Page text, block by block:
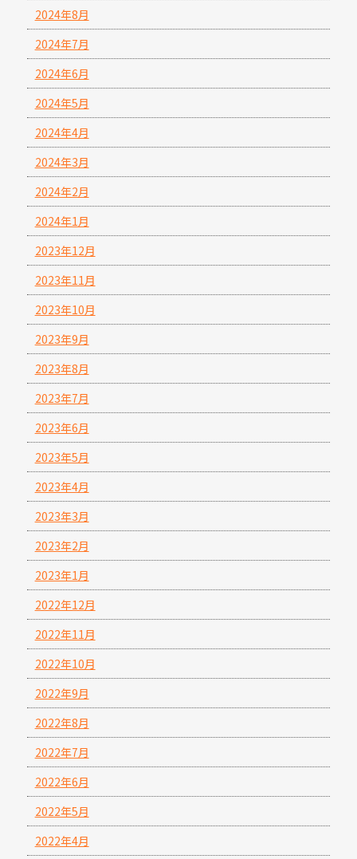
2024年8月
2024年7月
2024年6月
2024年5月
2024年4月
2024年3月
2024年2月
2024年1月
2023年12月
2023年11月
2023年10月
2023年9月
2023年8月
2023年7月
2023年6月
2023年5月
2023年4月
2023年3月
2023年2月
2023年1月
2022年12月
2022年11月
2022年10月
2022年9月
2022年8月
2022年7月
2022年6月
2022年5月
2022年4月